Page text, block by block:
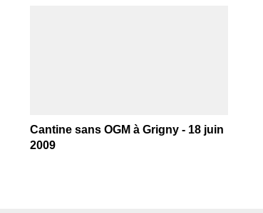
Cantine sans OGM à Grigny - 18 juin
2009